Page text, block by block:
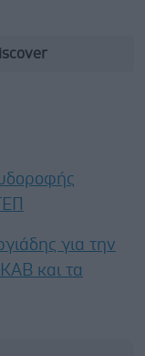
για την
και τα